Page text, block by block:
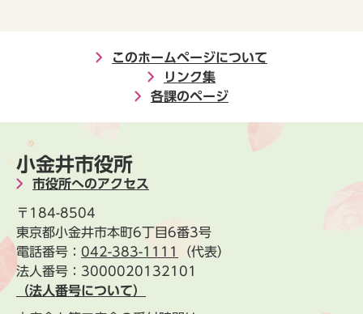
このホームページについて
リンク集
各課のページ
小金井市役所
市役所へのアクセス
〒184-8504
東京都小金井市本町6丁目6番3号
電話番号： 042-383-1111
（代表）
法人番号：3000020132101
（法人番号について）